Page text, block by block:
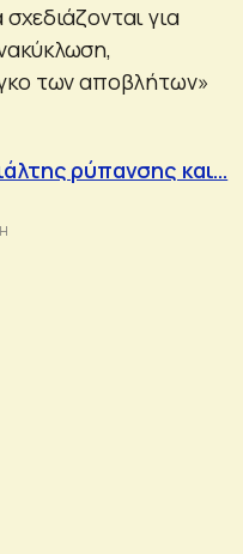
για
των αποβλήτων»
ρύπανσης και…